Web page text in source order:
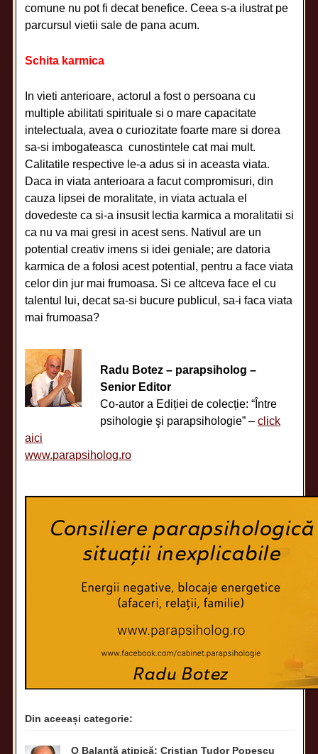
comune nu pot fi decat benefice. Ceea s-a ilustrat pe
parcursul vietii sale de pana acum.
Schita karmica
In vieti anterioare, actorul a fost o persoana cu
multiple abilitati spirituale si o mare capacitate
intelectuala, avea o curiozitate foarte mare si dorea
sa-si imbogateasca cunostintele cat mai mult.
Calitatile respective le-a adus si in aceasta viata.
Daca in viata anterioara a facut compromisuri, din
cauza lipsei de moralitate, in viata actuala el
dovedeste ca si-a insusit lectia karmica a moralitatii si
ca nu va mai gresi in acest sens. Nativul are un
potential creativ imens si idei geniale; are datoria
karmica de a folosi acest potential, pentru a face viata
celor din jur mai frumoasa. Si ce altceva face el cu
talentul lui, decat sa-si bucure publicul, sa-i faca viata
mai frumoasa?
Radu Botez – parapsiholog –
Senior Editor
Co-autor a Ediției de colecție: “Între
psihologie şi parapsihologie” –click
aici
www.parapsiholog.ro
Din aceeași categorie:
O Balanţă atipică: Cristian Tudor Popescu